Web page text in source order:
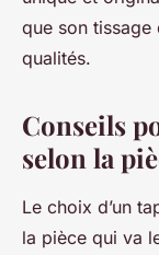
que son tissage
qualités.
Conseils
selon la
Le choix d’un
la pièce qui va